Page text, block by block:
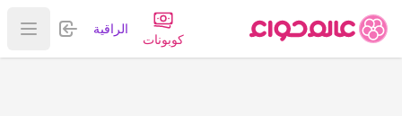
كوبونات
الراقية تسجيل
عرض